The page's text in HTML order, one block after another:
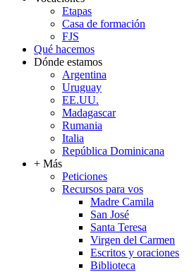
Etapas
Casa de formación
FJS
Qué hacemos
Dónde estamos
Argentina
Uruguay
EE.UU.
Madagascar
Rumania
Italia
República Dominicana
+ Más
Peticiones
Recursos para vos
Madre Camila
San José
Santa Teresa
Virgen del Carmen
Escritos y oraciones
Biblioteca